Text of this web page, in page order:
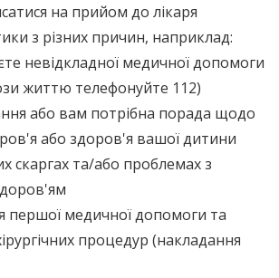
на прийом до лікаря
з різних причин, наприклад:
невідкладної медичної допомоги
життю телефонуйте 112)
або вам потрібна порада щодо
або здоров'я вашої дитини
скаргах та/або проблемах з
першої медичної допомоги та
процедур (накладання